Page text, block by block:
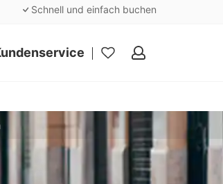
Schnell und einfach buchen
Meine